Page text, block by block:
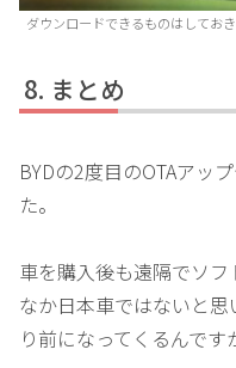
ダウンロードできるものはしておき
まとめ
BYDの2度目のOTAアッ
た。
車を購入後も遠隔でソ
なか日本車ではないと
り前になってくるんです